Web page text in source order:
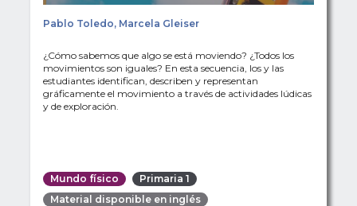
Pablo Toledo, Marcela Gleiser
¿Cómo sabemos que algo se está moviendo? ¿Todos los
movimientos son iguales? En esta secuencia, los y las
estudiantes identifican, describen y representan
gráficamente el movimiento a través de actividades lúdicas
y de exploración.
Mundo físico
Primaria 1
Material disponible en inglés